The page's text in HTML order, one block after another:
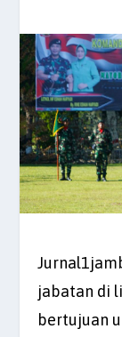
jabatan di
bertujuan